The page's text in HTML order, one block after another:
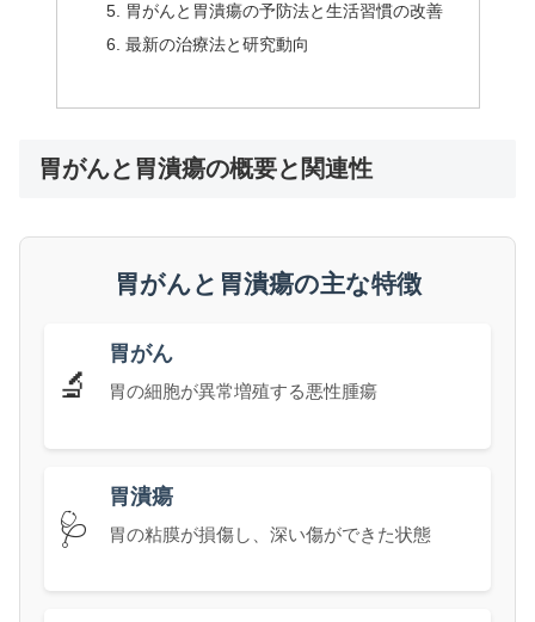
胃がんと胃潰瘍の予防法と生活習慣の改善
最新の治療法と研究動向
胃がんと胃潰瘍の概要と関連性
胃がんと胃潰瘍の主な特徴
🔬
胃がん
胃の細胞が異常増殖する悪性腫瘍
🩺
胃潰瘍
胃の粘膜が損傷し、深い傷ができた状態